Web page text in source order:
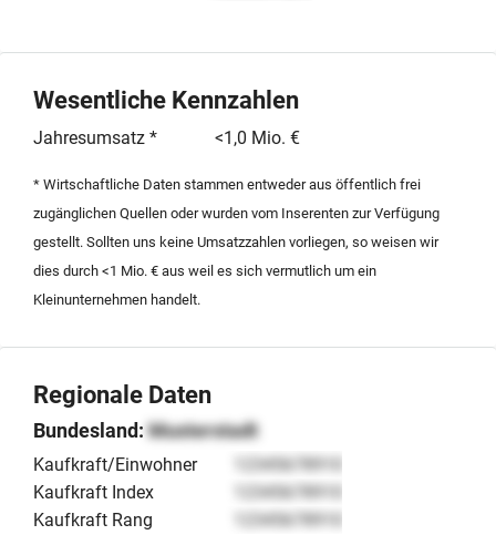
Wesentliche Kennzahlen
Jahresumsatz * <1,0 Mio. €
* Wirtschaftliche Daten stammen entweder aus öffentlich frei
zugänglichen Quellen oder wurden vom Inserenten zur Verfügung
gestellt. Sollten uns keine Umsatzzahlen vorliegen, so weisen wir
dies durch <1 Mio. € aus weil es sich vermutlich um ein
Kleinunternehmen handelt.
Regionale Daten
Bundesland: Musterstadt
Kaufkraft/Einwohner
12345678910
Kaufkraft Index
12345678910
Kaufkraft Rang
12345678910